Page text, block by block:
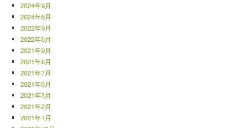
2024年9月
2024年6月
2022年9月
2022年6月
2021年9月
2021年8月
2021年7月
2021年6月
2021年3月
2021年2月
2021年1月